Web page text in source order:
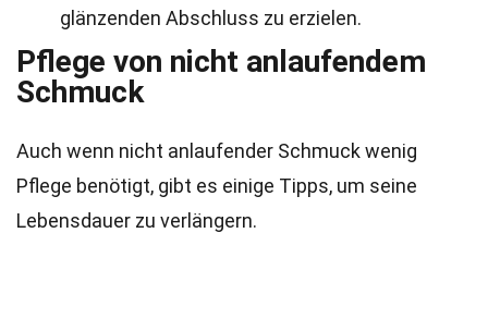
glänzenden Abschluss zu erzielen.
Pflege von nicht anlaufendem
Schmuck
Auch wenn nicht anlaufender Schmuck wenig
Pflege benötigt, gibt es einige Tipps, um seine
Lebensdauer zu verlängern.